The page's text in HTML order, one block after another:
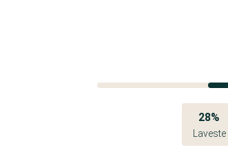
28%
Laveste